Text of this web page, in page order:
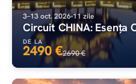
3–13 oct. 202611 zile
Circuit CHINA: Esența
DE LA
2490 €2690 €